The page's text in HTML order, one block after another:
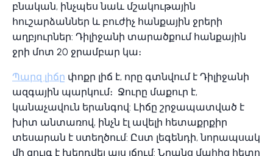
բնական, ինչպես նաև մշակութային
հուշարձաններ և բուժիչ հանքային ջրերի
աղբյուրներ: Դիլիջանի տարածքում հանքային
ջրի մոտ 20 ջրամբար կա։
Պարզ լիճը փոքր լիճ է, որը գտնվում է Դիլիջանի
ազգային պարկում։ Ջուրը մաքուր է,
կանաչավուն երանգով: Լիճը շրջապատված է
խիտ անտառով, ինչն էլ ավելի հետաքրքիր
տեսարան է ստեղծում: Ըստ լեգենդի, նորապսակ
մի զույգ է խեղդվել այս լճում: Նրանց մահից հետո